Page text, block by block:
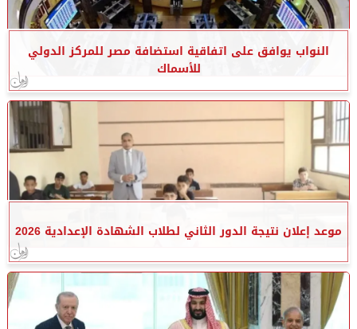
النواب يوافق على اتفاقية استضافة مصر للمركز الدولي
للأسماك
موعد إعلان نتيجة الدور الثاني لطلاب الشهادة الإعدادية 2026